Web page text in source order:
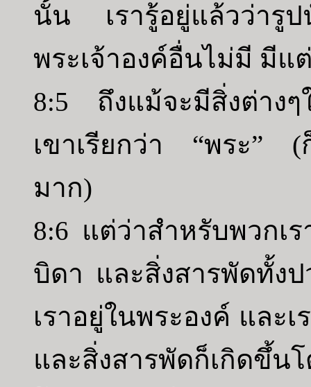
นั้น เรารู้อยู่แล้วว่ารูป
พระเจ้าองค์อื่นไม่มี มีแ
8:5 ถึงแม้จะมีสิ่งต่างๆ
เขาเรียกว่า “พระ” (
มาก)
8:6 แต่ว่าสำหรับพวกเ
บิดา และสิ่งสารพัดทั้ง
เราอยู่ในพระองค์ และ
และสิ่งสารพัดก็เกิดขึ้น